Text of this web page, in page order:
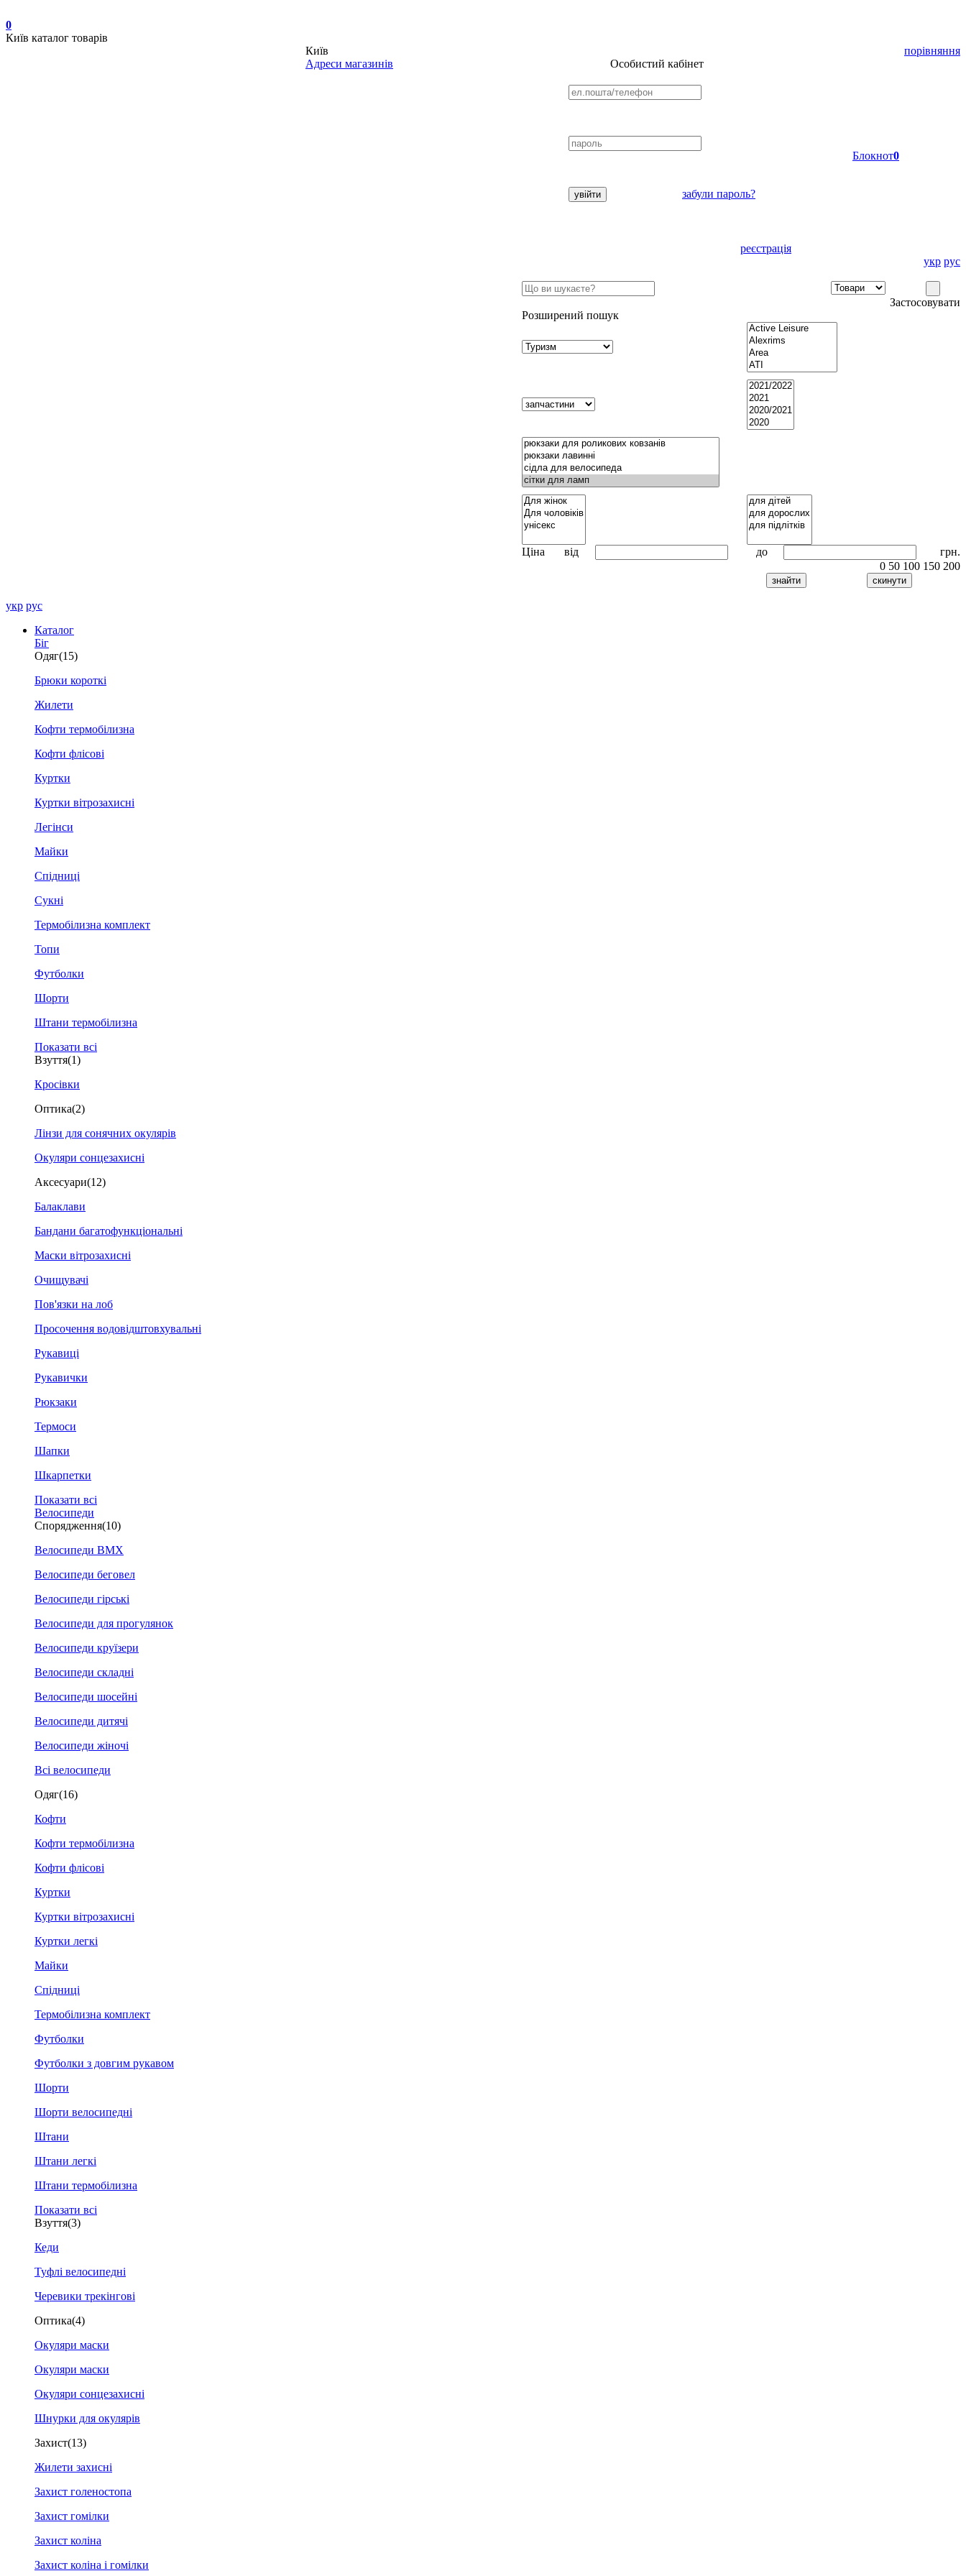
0
Київ каталог товарів
Київ
Адреси магазинів
порівняння
Особистий кабінет
забули пароль?
реєстрація
Блокнот0
укр рус
Застосовувати
Розширений пошук
Ціна від до
грн.
0 50 100 150 200
укр рус
Каталог
Біг
Одяг(15)
Брюки короткі
Жилети
Кофти термобілизна
Кофти флісові
Куртки
Куртки вітрозахисні
Легінси
Майки
Спідниці
Сукні
Термобілизна комплект
Топи
Футболки
Шорти
Штани термобілизна
Показати всі
Взуття(1)
Кросівки
Оптика(2)
Лінзи для сонячних окулярів
Окуляри сонцезахисні
Аксесуари(12)
Балаклави
Бандани багатофункціональні
Маски вітрозахисні
Очищувачі
Пов'язки на лоб
Просочення водовідштовхувальні
Рукавиці
Рукавички
Рюкзаки
Термоси
Шапки
Шкарпетки
Показати всі
Велосипеди
Спорядження(10)
Велосипеди BMX
Велосипеди беговел
Велосипеди гірські
Велосипеди для прогулянок
Велосипеди круїзери
Велосипеди складні
Велосипеди шосейні
Велосипеди дитячі
Велосипеди жіночі
Всі велосипеди
Одяг(16)
Кофти
Кофти термобілизна
Кофти флісові
Куртки
Куртки вітрозахисні
Куртки легкі
Майки
Спідниці
Термобілизна комплект
Футболки
Футболки з довгим рукавом
Шорти
Шорти велосипедні
Штани
Штани легкі
Штани термобілизна
Показати всі
Взуття(3)
Кеди
Туфлі велосипедні
Черевики трекінгові
Оптика(4)
Окуляри маски
Окуляри маски
Окуляри сонцезахисні
Шнурки для окулярів
Захист(13)
Жилети захисні
Захист голеностопа
Захист гомілки
Захист коліна
Захист коліна і гомілки